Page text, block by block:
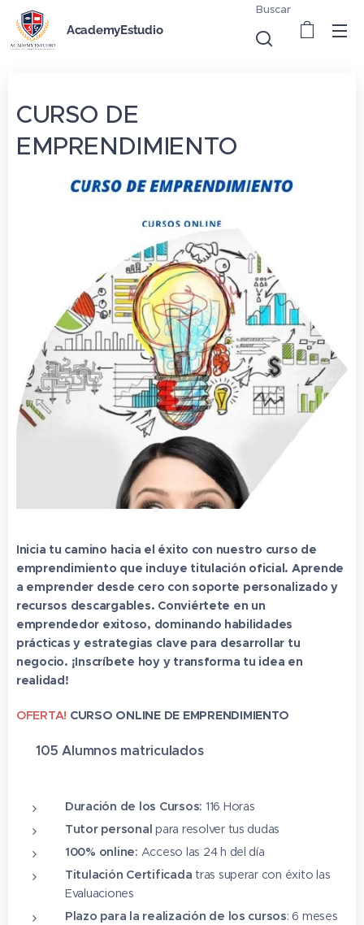
AcademyEstudio
Buscar
CURSO DE
EMPRENDIMIENTO
Inicia tu camino hacia el éxito con nuestro curso de
emprendimiento que incluye titulación oficial. Aprende
a emprender desde cero con soporte personalizado y
recursos descargables. Conviértete en un
emprendedor exitoso, dominando habilidades
prácticas y estrategias clave para desarrollar tu
negocio. ¡Inscríbete hoy y transforma tu idea en
realidad!
OFERTA! CURSO ONLINE DE EMPRENDIMIENTO
✔ 105 Alumnos matriculados
Duración de los Cursos: 116 Horas
Tutor personalpara resolver tus dudas
100% online: Acceso las 24 h del día
Titulación Certificada tras superar con éxito las
Evaluaciones
Plazo para la realización de los cursos: 6 meses